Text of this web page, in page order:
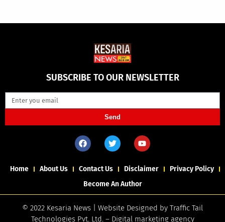
SUBSCRIBE TO OUR NEWSLETTER
Send
Home About Us Contact Us Disclaimer
Privacy Policy
Become An Author
© 2022 Kesaria News | Website Designed by Traffic Tail
Technologies Pvt. Ltd.– Digital marketing agency